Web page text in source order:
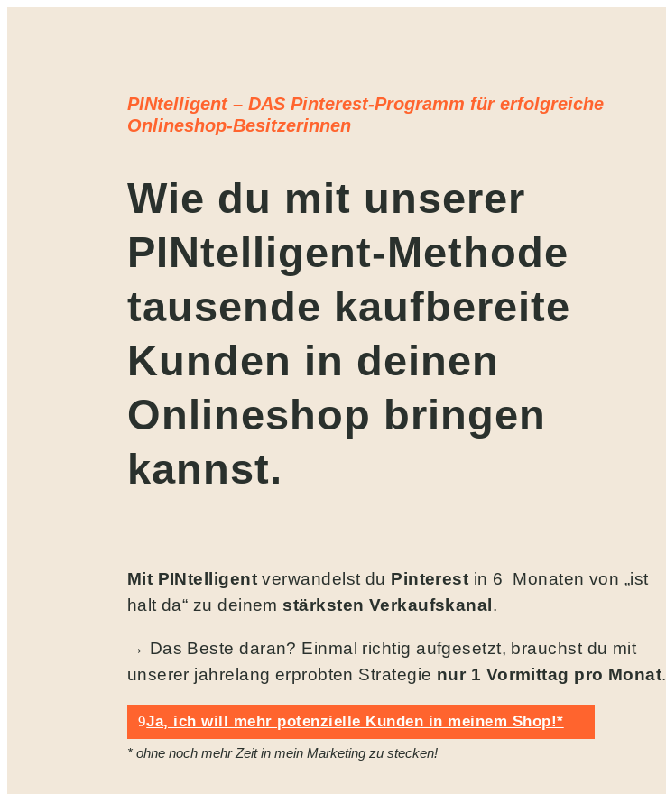
PINtelligent – DAS Pinterest-Programm für erfolgreiche
Onlineshop-Besitzerinnen
Wie du mit unserer
PINtelligent-Methode
tausende kaufbereite
Kunden in deinen
Onlineshop bringen
kannst.
Mit PINtelligent verwandelst du Pinterest in 6 Monaten von „ist
halt da“ zu deinemstärksten Verkaufskanal .
→ Das Beste daran? Einmal richtig aufgesetzt, brauchst du mit
unserer jahrelang erprobten Strategie nur 1 Vormittag pro Monat.
Ja, ich will mehr potenzielle Kunden in meinem Shop!*
* ohne noch mehr Zeit in mein Marketing zu stecken!